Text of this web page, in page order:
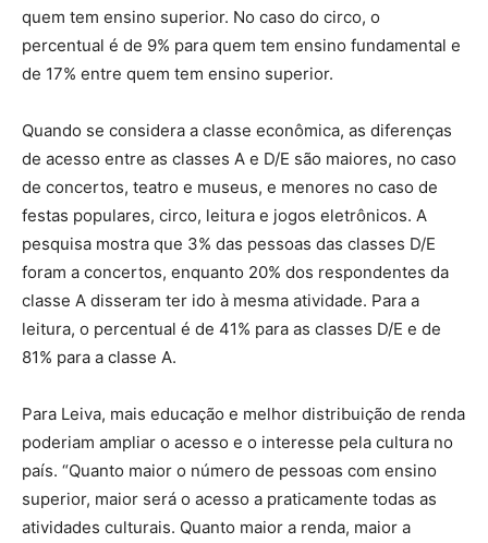
quem tem ensino superior. No caso do circo, o
percentual é de 9% para quem tem ensino fundamental e
de 17% entre quem tem ensino superior.
Quando se considera a classe econômica, as diferenças
de acesso entre as classes A e D/E são maiores, no caso
de concertos, teatro e museus, e menores no caso de
festas populares, circo, leitura e jogos eletrônicos. A
pesquisa mostra que 3% das pessoas das classes D/E
foram a concertos, enquanto 20% dos respondentes da
classe A disseram ter ido à mesma atividade. Para a
leitura, o percentual é de 41% para as classes D/E e de
81% para a classe A.
Para Leiva, mais educação e melhor distribuição de renda
poderiam ampliar o acesso e o interesse pela cultura no
país. “Quanto maior o número de pessoas com ensino
superior, maior será o acesso a praticamente todas as
atividades culturais. Quanto maior a renda, maior a